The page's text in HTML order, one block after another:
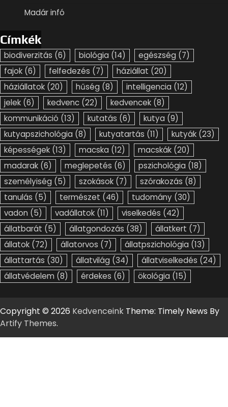
Madár infó
Címkék
biodiverzitás (6) biológia (14) egészség (7)
fajok (6) felfedezés (7) háziállat (20)
háziállatok (20) hűség (8) intelligencia (12)
jelek (6) kedvenc (22) kedvencek (8)
kommunikáció (13) kutatás (6) kutya (9)
kutyapszichológia (8) kutyatartás (11) kutyák (23)
képességek (13) macska (12) macskák (20)
madarak (6) meglepetés (6) pszichológia (18)
személyiség (5) szokások (7) szórakozás (8)
tanulás (5) természet (46) tudomány (30)
vadon (5) vadállatok (11) viselkedés (42)
állatbarát (5) állatgondozás (38) állatkert (7)
állatok (72) állatorvos (7) állatpszichológia (13)
állattartás (30) állatvilág (34) állatviselkedés (24)
állatvédelem (8) érdekes (6) ökológia (15)
Copyright © 2026 Kedvenceink Theme: Timely News By
Artify Themes.